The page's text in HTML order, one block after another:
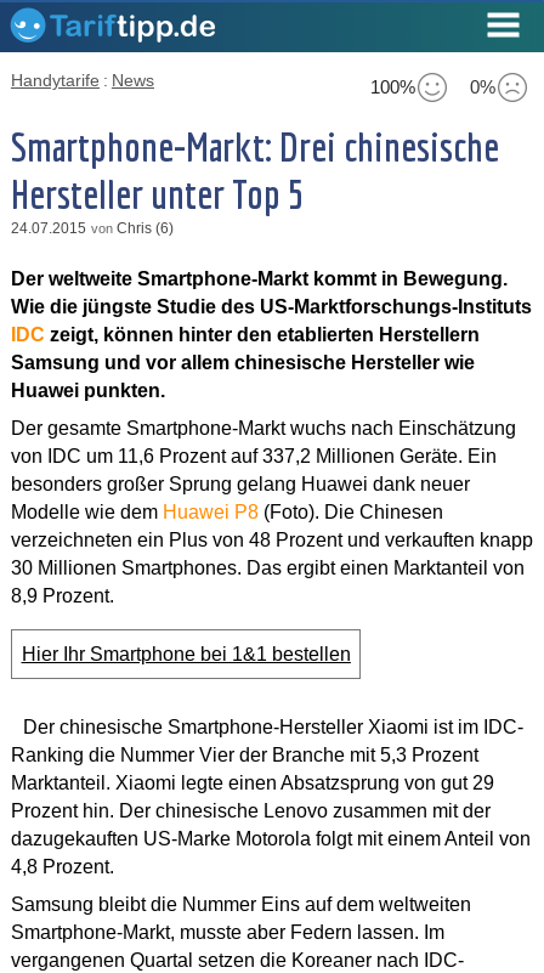
100% 0%
Handytarife : News
Smartphone-Markt: Drei chinesische
Hersteller unter Top 5
24.07.2015 von Chris (6)
Der weltweite Smartphone-Markt kommt in Bewegung.
Wie die jüngste Studie des US-Marktforschungs-Instituts
IDC zeigt, können hinter den etablierten Herstellern
Samsung und vor allem chinesische Hersteller wie
Huawei punkten.
Der gesamte Smartphone-Markt wuchs nach Einschätzung
von IDC um 11,6 Prozent auf 337,2 Millionen Geräte. Ein
besonders großer Sprung gelang Huawei dank neuer
Modelle wie dem Huawei P8(Foto). Die Chinesen
verzeichneten ein Plus von 48 Prozent und verkauften knapp
30 Millionen Smartphones. Das ergibt einen Marktanteil von
8,9 Prozent.
Hier Ihr Smartphone bei 1&1 bestellen
Der chinesische Smartphone-Hersteller Xiaomi ist im IDC-
Ranking die Nummer Vier der Branche mit 5,3 Prozent
Marktanteil. Xiaomi legte einen Absatzsprung von gut 29
Prozent hin. Der chinesische Lenovo zusammen mit der
dazugekauften US-Marke Motorola folgt mit einem Anteil von
4,8 Prozent.
Samsung bleibt die Nummer Eins auf dem weltweiten
Smartphone-Markt, musste aber Federn lassen. Im
vergangenen Quartal setzen die Koreaner nach IDC-